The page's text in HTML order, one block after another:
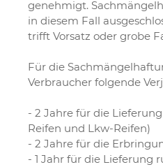
genehmigt.
in diesem Fall
trifft Vorsatz oder grobe
Für die
Verbraucher folgende
- 2 Jahre für die
Reifen und Lkw-Reifen)
- 2 Jahre für die
- 1 Jahr für die Lieferung